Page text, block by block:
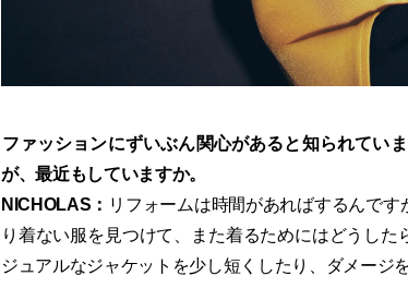
ファッションにずいぶん関心があると知られてい
が、最近もしていますか。
NICHOLAS： リフォームは時間があればするんで
り着ない服を見つけて、また着るためにはどうし
ジュアルなジャケットを少し短くしたり、ダメージ